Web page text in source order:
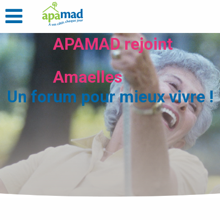
APAMAD rejoint
Amaelles
Un forum pour mieux vivre !